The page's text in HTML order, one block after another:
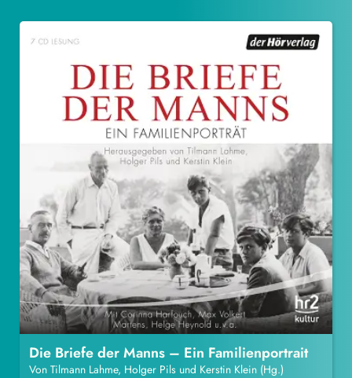
Die Briefe der Manns – Ein Familienportrait
Von Tilmann Lahme, Holger Pils und Kerstin Klein (Hg.)